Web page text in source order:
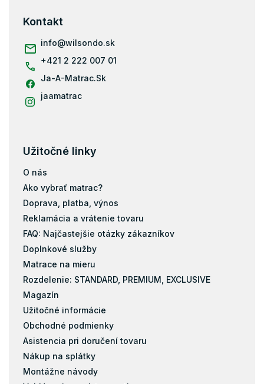
Kontakt
info@wilsondo.sk
+421 2 222 007 01
Ja-A-Matrac.Sk
jaamatrac
Užitočné linky
O nás
Ako vybrať matrac?
Doprava, platba, výnos
Reklamácia a vrátenie tovaru
FAQ: Najčastejšie otázky zákazníkov
Doplnkové služby
Matrace na mieru
Rozdelenie: STANDARD, PREMIUM, EXCLUSIVE
Magazín
Užitočné informácie
Obchodné podmienky
Asistencia pri doručení tovaru
Nákup na splátky
Montážne návody